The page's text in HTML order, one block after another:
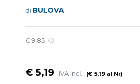
di BULOVA
€ 9,85
€ 5,19 IVA incl. (€ 5,19 al Nr)